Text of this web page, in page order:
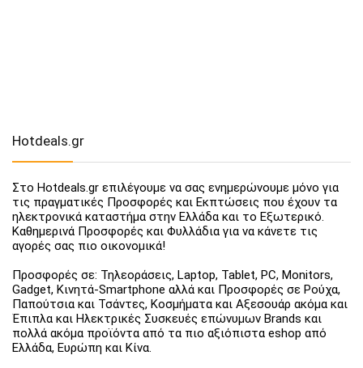
Hotdeals.gr
Στο Hotdeals.gr επιλέγουμε να σας ενημερώνουμε μόνο για
τις πραγματικές Προσφορές και Εκπτώσεις που έχουν τα
ηλεκτρονικά καταστήμα στην Ελλάδα και το Εξωτερικό.
Καθημερινά Προσφορές και Φυλλάδια για να κάνετε τις
αγορές σας πιο οικονομικά!
Προσφορές σε: Τηλεοράσεις, Laptop, Tablet, PC, Monitors,
Gadget, Κινητά-Smartphone αλλά και Προσφορές σε Ρούχα,
Παπούτσια και Τσάντες, Κοσμήματα και Αξεσουάρ ακόμα και
Έπιπλα και Ηλεκτρικές Συσκευές επώνυμων Brands και
πολλά ακόμα προϊόντα από τα πιο αξιόπιστα eshop από
Ελλάδα, Ευρώπη και Κίνα.